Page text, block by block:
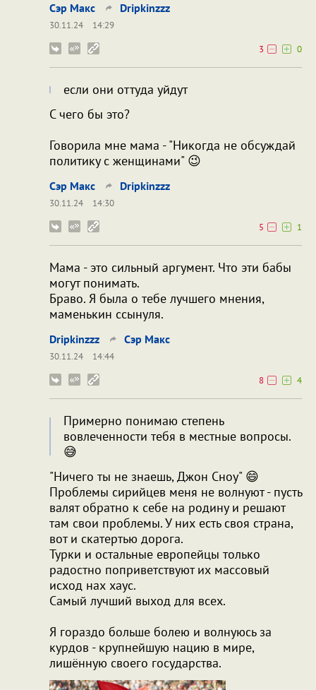
Сэр Макс Dripkinzzz
30.11.24
14:29
3
0
если они оттуда уйдут
С чего бы это?
Говорила мне мама - "Никогда не обсуждай
политику с женщинами" 😉
Сэр Макс Dripkinzzz
30.11.24
14:30
5
1
Мама - это сильный аргумент. Что эти бабы
могут понимать.
Браво. Я была о тебе лучшего мнения,
маменькин ссынуля.
Dripkinzzz Сэр Макс
30.11.24
14:44
8
4
Примерно понимаю степень
вовлеченности тебя в местные вопросы.
😅
"Ничего ты не знаешь, Джон Сноу" 😄
Проблемы сирийцев меня не волнуют - пусть
валят обратно к себе на родину и решают
там свои проблемы. У них есть своя страна,
вот и скатертью дорога.
Турки и остальные европейцы только
радостно поприветствуют их массовый
исход нах хаус.
Самый лучший выход для всех.
Я гораздо больше болею и волнуюсь за
курдов - крупнейшую нацию в мире,
лишённую своего государства.